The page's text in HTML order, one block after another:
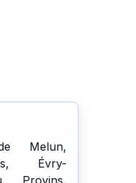
Melun,
Évry-
Provins,